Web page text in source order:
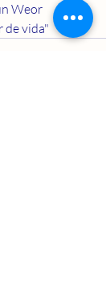
Weor
de vida"